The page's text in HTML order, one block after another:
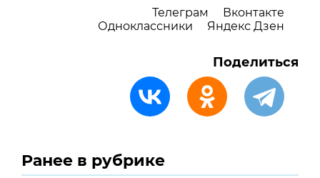
Телеграм
Вконтакте
Одноклассники
Яндекс Дзен
Поделиться
Ранее в рубрике